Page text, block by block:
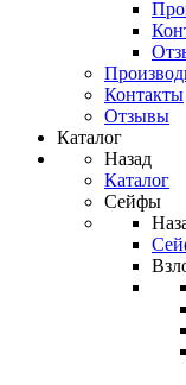
Контакты
Отзывы
Каталог
Назад
Каталог
Сейфы